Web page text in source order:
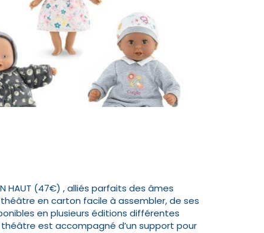
HAUT (47€) , alliés parfaits des âmes
en carton facile à assembler, de ses
en plusieurs éditions différentes
théâtre est accompagné d’un support pour